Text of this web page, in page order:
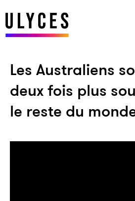
Les Australiens
deux fois plus
le reste du